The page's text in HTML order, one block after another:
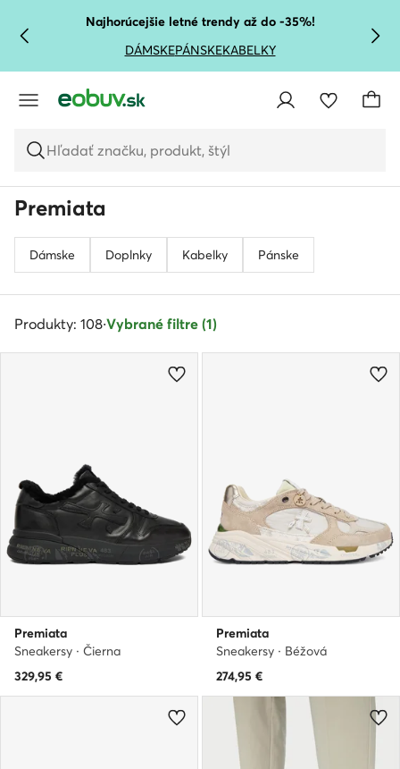
PREJSŤ NA HLAVNÝ OBSAH
PREJSŤ NA VYHĽADÁVANIE
Najhorúcejšie letné trendy až do -35%!
DÁMSKEPÁNSKEKABELKY
Hľadať značku, produkt, štýl
Premiata
Dámske Doplnky Kabelky Pánske
Produkty: 108·Vybrané filtre (1)
Premiata
Sneakersy · Čierna
329,95 €
Premiata
Sneakersy · Béžová
274,95 €